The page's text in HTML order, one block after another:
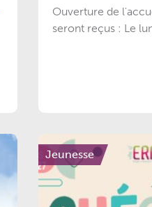
Ouverture de
seront reçus : Le
Jeunesse